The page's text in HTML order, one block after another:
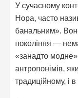
У сучасному
Нора, часто
банальним».
покоління —
«занадто модне»
антропонімів,
традиційному, і